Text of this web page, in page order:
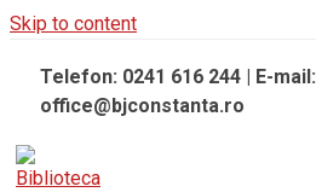
Skip to content
Telefon: 0241 616 244 | E-mail:
office@bjconstanta.ro